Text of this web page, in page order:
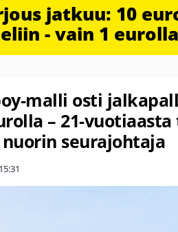
jatkuu: 10
- vain 1
malli osti
– 21-
seurajohtaja
15:31